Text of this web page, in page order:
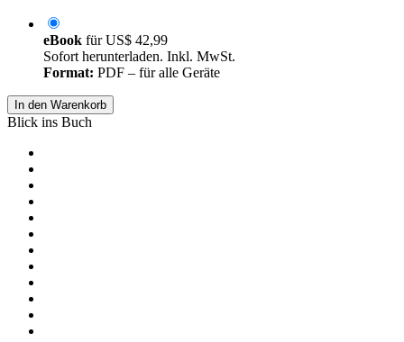
eBook fürUS$ 42,99
Sofort herunterladen. Inkl. MwSt.
Format: PDF – für alle Geräte
In den Warenkorb
Blick ins Buch